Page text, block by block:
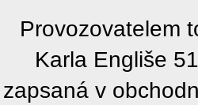
Provozovatelem
Karla Engliše
zapsaná v